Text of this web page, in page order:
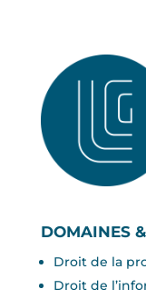
DOMAINES
Droit de la
Droit de